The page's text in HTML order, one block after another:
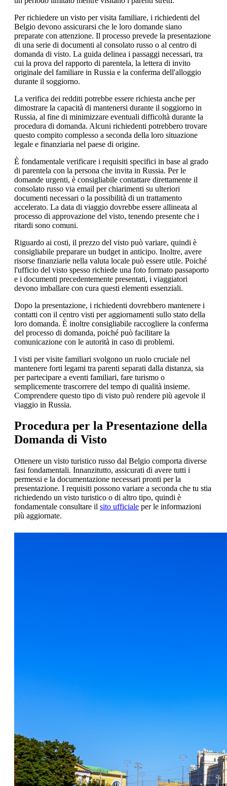
Per richiedere un visto per visita familiare, i richiedenti del
Belgio devono assicurarsi che le loro domande siano
preparate con attenzione. Il processo prevede la presentazione
di una serie di documenti al consolato russo o al centro di
domanda di visto. La guida delinea i passaggi necessari, tra
cui la prova del rapporto di parentela, la lettera di invito
originale del familiare in Russia e la conferma dell'alloggio
durante il soggiorno.
La verifica dei redditi potrebbe essere richiesta anche per
dimostrare la capacità di mantenersi durante il soggiorno in
Russia, al fine di minimizzare eventuali difficoltà durante la
procedura di domanda. Alcuni richiedenti potrebbero trovare
questo compito complesso a seconda della loro situazione
legale e finanziaria nel paese di origine.
È fondamentale verificare i requisiti specifici in base al grado
di parentela con la persona che invita in Russia. Per le
domande urgenti, è consigliabile contattare direttamente il
consolato russo via email per chiarimenti su ulteriori
documenti necessari o la possibilità di un trattamento
accelerato. La data di viaggio dovrebbe essere allineata al
processo di approvazione del visto, tenendo presente che i
ritardi sono comuni.
Riguardo ai costi, il prezzo del visto può variare, quindi è
consigliabile preparare un budget in anticipo. Inoltre, avere
risorse finanziarie nella valuta locale può essere utile. Poiché
l'ufficio del visto spesso richiede una foto formato passaporto
e i documenti precedentemente presentati, i viaggiatori
devono imballare con cura questi elementi essenziali.
Dopo la presentazione, i richiedenti dovrebbero mantenere i
contatti con il centro visti per aggiornamenti sullo stato della
loro domanda. È inoltre consigliabile raccogliere la conferma
del processo di domanda, poiché può facilitare la
comunicazione con le autorità in caso di problemi.
I visti per visite familiari svolgono un ruolo cruciale nel
mantenere forti legami tra parenti separati dalla distanza, sia
per partecipare a eventi familiari, fare turismo o
semplicemente trascorrere del tempo di qualità insieme.
Comprendere questo tipo di visto può rendere più agevole il
viaggio in Russia.
Procedura per la Presentazione della
Domanda di Visto
Ottenere un visto turistico russo dal Belgio comporta diverse
fasi fondamentali. Innanzitutto, assicurati di avere tutti i
permessi e la documentazione necessari pronti per la
presentazione. I requisiti possono variare a seconda che tu stia
richiedendo un visto turistico o di altro tipo, quindi è
fondamentale consultare il sito ufficiale per le informazioni
più aggiornate.